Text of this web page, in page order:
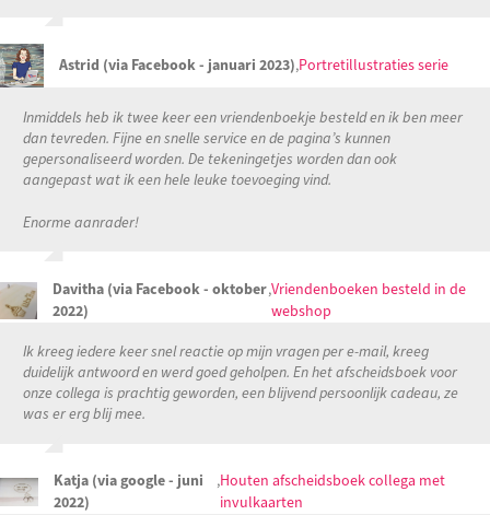
Astrid (via Facebook - januari 2023),Portretillustraties serie
Inmiddels heb ik twee keer een vriendenboekje besteld en ik ben meer
dan tevreden. Fijne en snelle service en de pagina’s kunnen
gepersonaliseerd worden. De tekeningetjes worden dan ook
aangepast wat ik een hele leuke toevoeging vind.
Enorme aanrader!
Davitha (via Facebook - oktober
2022)
,Vriendenboeken besteld in de
webshop
Ik kreeg iedere keer snel reactie op mijn vragen per e-mail, kreeg
duidelijk antwoord en werd goed geholpen. En het afscheidsboek voor
onze collega is prachtig geworden, een blijvend persoonlijk cadeau, ze
was er erg blij mee.
Katja (via google - juni
2022)
,Houten afscheidsboek collega met
invulkaarten